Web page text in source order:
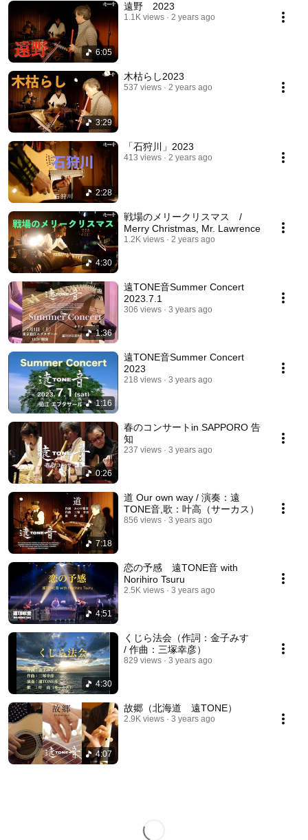
6:05
遠野 2023
1.1K views 2 years ago
3:29
木枯らし2023
537 views 2 years ago
2:28
「石狩川」2023
413 views 2 years ago
4:30
戦場のメリークリスマス /
Merry Christmas, Mr. Lawrence
1.2K views 2 years ago
1:36
遠TONE音Summer Concert
2023.7.1
306 views 3 years ago
1:16
遠TONE音Summer Concert
2023
218 views 3 years ago
0:26
春のコンサートin SAPPORO 告
知
237 views 3 years ago
7:18
道 Our own way / 演奏：遠
TONE音,歌：叶高（サーカス）
856 views 3 years ago
4:51
恋の予感 遠TONE音 with
Norihiro Tsuru
2.5K views 3 years ago
4:30
くじら法会（作詞：金子みすゞ
/ 作曲：三塚幸彦）
829 views 3 years ago
4:07
故郷（北海道 遠TONE）
2.9K views 3 years ago